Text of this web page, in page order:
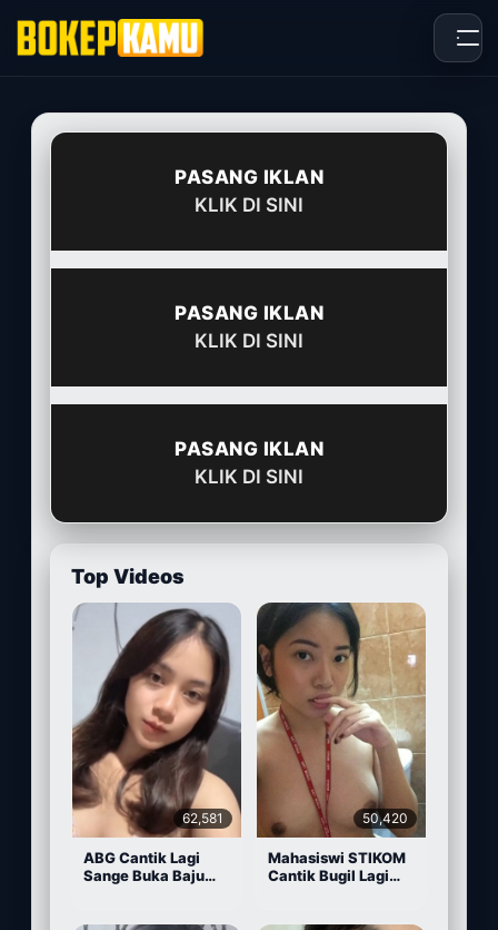
PASANG IKLAN
KLIK DI SINI
PASANG IKLAN
KLIK DI SINI
PASANG IKLAN
KLIK DI SINI
Top Videos
62,581
ABG Cantik Lagi
Sange Buka Baju
50,420
Mahasiswi STIKOM
Cantik Bugil Lagi